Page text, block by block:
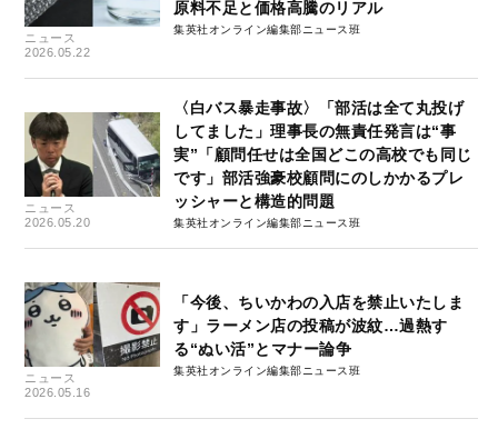
ニュース
2026.05.22
原料不足と価格高騰のリアル
集英社オンライン編集部ニュース班
ニュース
2026.05.20
〈白バス暴走事故〉「部活は全て丸投げ
してました」理事長の無責任発言は“事
実”「顧問任せは全国どこの高校でも同じ
です」部活強豪校顧問にのしかかるプレ
ッシャーと構造的問題
集英社オンライン編集部ニュース班
ニュース
2026.05.16
「今後、ちいかわの入店を禁止いたしま
す」ラーメン店の投稿が波紋…過熱す
る“ぬい活”とマナー論争
集英社オンライン編集部ニュース班